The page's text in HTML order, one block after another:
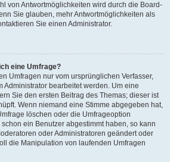
von Antwortmöglichkeiten wird durch die Board-
Sie glauben, mehr Antwortmöglichkeiten als
Sie einen Administrator.
eine Umfrage?
Umfragen nur vom ursprünglichen Verfasser,
Administrator bearbeitet werden. Um eine
Sie den ersten Beitrag des Themas; dieser ist
Wenn niemand eine Stimme abgegeben hat,
löschen oder die Umfrageoption
ein Benutzer abgestimmt haben, so kann
oder Administratoren geändert oder
die Manipulation von laufenden Umfragen